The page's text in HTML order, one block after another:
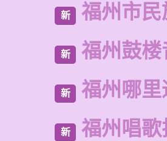
新 福州市
新 福州鼓
新 福州哪
新 福州唱